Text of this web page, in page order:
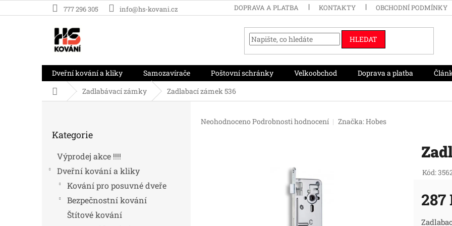
na
777 296 305 info@hs-kovani.cz DOPRAVA A PLATBA KONTAKTY OBCHODNÍ PODMÍNKY
HLEDAT
Dveřní kování a kliky Samozavírače Poštovní schránky Velkoobchod Doprava a platba
Domů Zadlabávací zámky Zadlabací zámek 536
kategorie
Kategorie
Výprodej akce !!!!
Dveřní kování a kliky
Kování pro posuvné dveře
Bezpečnostní kování
Štítové kování
Průměrné
Neohodnoceno Podrobnosti hodnocení Značka:Hobes
Kód:
287